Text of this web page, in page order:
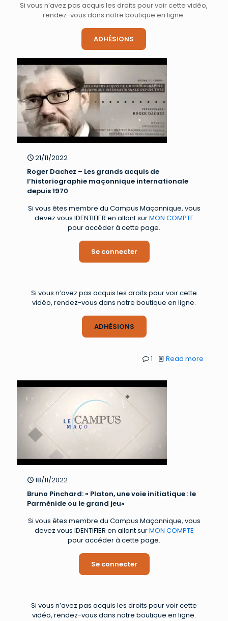
Si vous n’avez pas acquis les droits pour voir cette vidéo,
rendez-vous dans notre boutique en ligne.
ADHÉSIONS
21/11/2022
Roger Dachez – Les grands acquis de
l’historiographie maçonnique internationale
depuis 1970
Si vous êtes membre du Campus Maçonnique, vous
devez vous IDENTIFIER en allant surMON COMPTE
pour accéder à cette page.
Se connecter
Si vous n’avez pas acquis les droits pour voir cette
vidéo, rendez-vous dans notre boutique en ligne.
ADHÉSIONS
1 Read more
18/11/2022
Bruno Pinchard: « Platon, une voie initiatique : le
Parménide ou le grand jeu»
Si vous êtes membre du Campus Maçonnique, vous
devez vous IDENTIFIER en allant surMON COMPTE
pour accéder à cette page.
Se connecter
Si vous n’avez pas acquis les droits pour voir cette
vidéo, rendez-vous dans notre boutique en ligne.